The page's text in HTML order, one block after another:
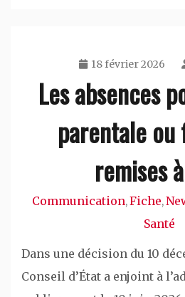
18 février 2026
Les absences
parentale
remises
Communication,Fiche,
Santé
Dans une décision du 10
Conseil d’État a enjoint à